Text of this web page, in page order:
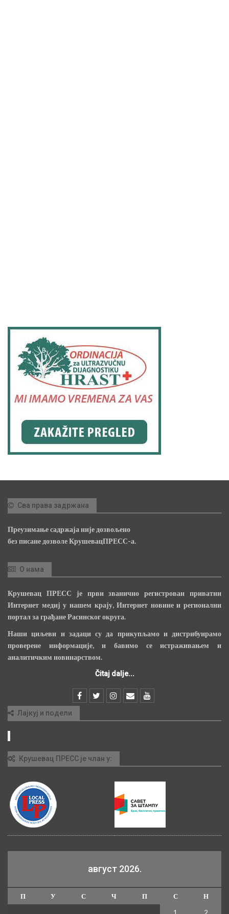
Сва права задржана
Преузимање садржаја није дозвољено
без писане дозволе КрушевацПРЕСС-а.
О нама
Крушевац ПРЕСС је први званично регистрован приватни
Интернет медиј у нашем крају, Интернет новине и регионални
портал за грађане Расинског округа.
Наши циљеви и задаци су да прикупљамо и дистрибуирамо
проверене информације, и бавимо се истраживањем и
аналитичким новинарством.
Čitaj dalje...
Лајкуј и подели
Крушевац ПРЕСС је члан у:
август 2026.
П У С Ч П С
Н